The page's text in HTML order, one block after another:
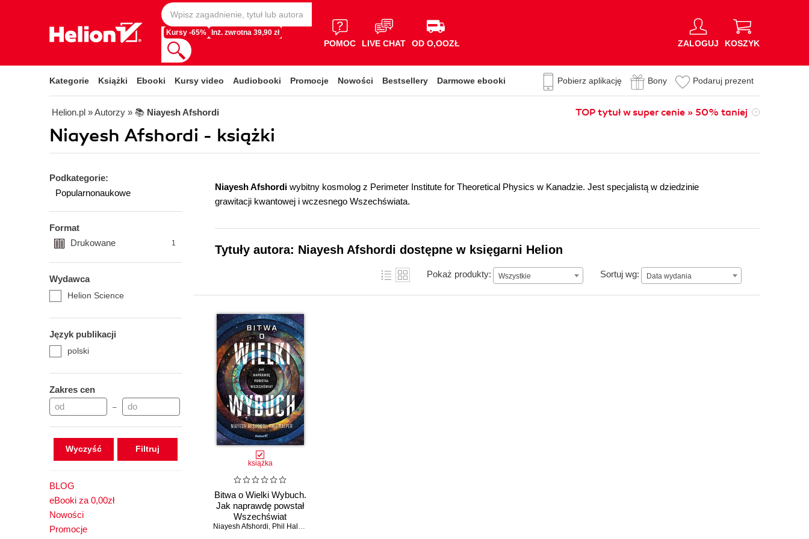
Kursy -65% Inż. zwrotna 39,90 zł
POMOC LIVE CHAT OD O,OOZŁ ZALOGUJ KOSZYK
Kategorie Książki Ebooki Kursy video Audiobooki Promocje Nowości Bestsellery Darmowe ebooki Pobierz aplikację Bony Podaruj prezent
Helion.pl » Autorzy » 📚 Niayesh Afshordi TOP tytuł w super cenie » 50% taniej
Niayesh Afshordi - książki
Podkategorie:
Popularnonaukowe
Format
Drukowane
1
Wydawca
Helion Science
Język publikacji
polski
Zakres cen
–
Wyczyść
BLOG
eBooki za 0,00zł
Nowości
Promocje
Niayesh Afshordi wybitny kosmolog z Perimeter Institute for Theoretical Physics w Kanadzie. Jest specjalistą w dziedzinie
grawitacji kwantowej i wczesnego Wszechświata.
Tytuły autora: Niayesh Afshordi dostępne w księgarni Helion
Pokaż produkty: Wszystkie Sortuj wg: Data wydania
Data wydania
książka
Bitwa o Wielki Wybuch.
Jak naprawdę powstał
Wszechświat
Niayesh Afshordi, Phil Halper